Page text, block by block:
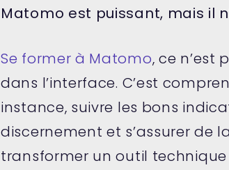
Matomo est puissant, mais il
Se former à Matomo, ce n’est
dans l’interface. C’est
instance, suivre les bons
discernement et s’assurer de
transformer un outil technique